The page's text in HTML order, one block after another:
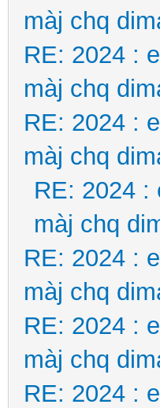
màj chq
RE: 2024 :
màj chq
RE: 2024 :
màj chq
RE: 2024
màj chq
RE: 2024 :
màj chq
RE: 2024 :
màj chq
RE: 2024 :